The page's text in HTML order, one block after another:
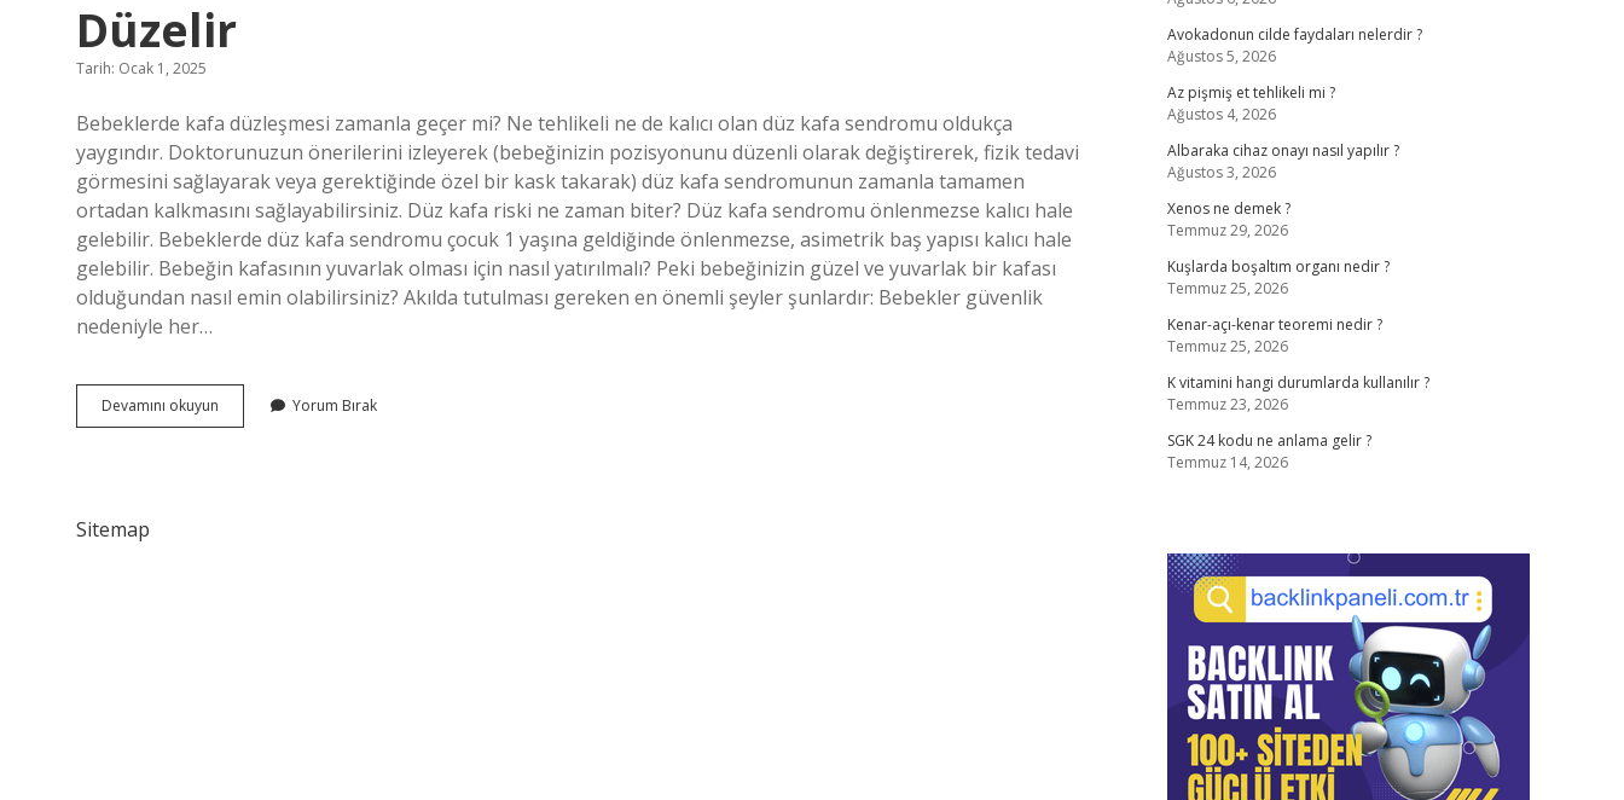
Düzelir
Tarih: Ocak 1, 2025
Bebeklerde kafa düzleşmesi zamanla geçer mi? Ne tehlikeli ne de kalıcı olan düz kafa sendromu oldukça
yaygındır. Doktorunuzun önerilerini izleyerek (bebeğinizin pozisyonunu düzenli olarak değiştirerek, fizik tedavi
görmesini sağlayarak veya gerektiğinde özel bir kask takarak) düz kafa sendromunun zamanla tamamen
ortadan kalkmasını sağlayabilirsiniz. Düz kafa riski ne zaman biter? Düz kafa sendromu önlenmezse kalıcı hale
gelebilir. Bebeklerde düz kafa sendromu çocuk 1 yaşına geldiğinde önlenmezse, asimetrik baş yapısı kalıcı hale
gelebilir. Bebeğin kafasının yuvarlak olması için nasıl yatırılmalı? Peki bebeğinizin güzel ve yuvarlak bir kafası
olduğundan nasıl emin olabilirsiniz? Akılda tutulması gereken en önemli şeyler şunlardır: Bebekler güvenlik
nedeniyle her…
Devamını okuyun Bebeklerde
Duz
Yorum Bırak
Sitemap
Avokadonun cilde faydaları nelerdir ?
Ağustos 5, 2026
Az pişmiş et tehlikeli mi ?
Ağustos 4, 2026
Albaraka cihaz onayı nasıl yapılır ?
Ağustos 3, 2026
Xenos ne demek ?
Temmuz 29, 2026
Kuşlarda boşaltım organı nedir ?
Temmuz 25, 2026
Kenar-açı-kenar teoremi nedir ?
Temmuz 25, 2026
K vitamini hangi durumlarda kullanılır ?
Temmuz 23, 2026
SGK 24 kodu ne anlama gelir ?
Temmuz 14, 2026